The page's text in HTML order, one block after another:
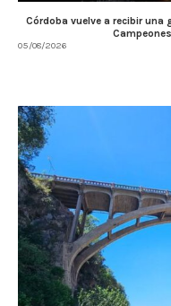
Córdoba vuelve a recibir
05/08/2026